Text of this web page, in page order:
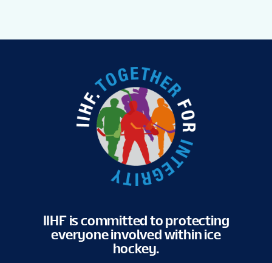
IIHF is committed to protecting
everyone involved within ice
hockey.